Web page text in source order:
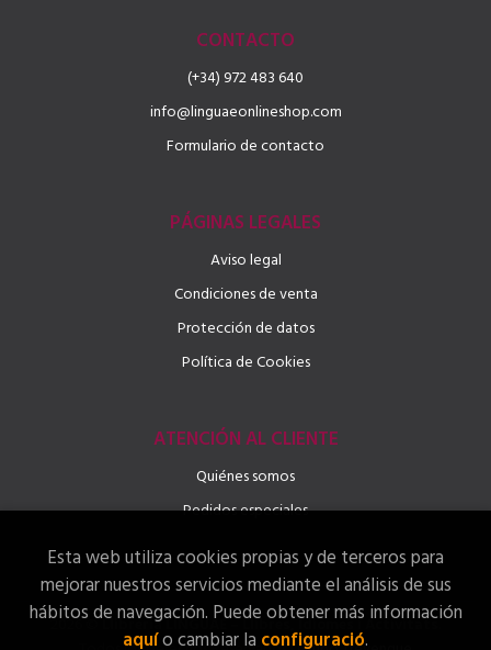
CONTACTO
(+34) 972 483 640
info@linguaeonlineshop.com
Formulario de contacto
PÁGINAS LEGALES
Aviso legal
Condiciones de venta
Protección de datos
Política de Cookies
ATENCIÓN AL CLIENTE
Quiénes somos
Pedidos especiales
2026 ©Llibreria LINGUAE – Llibres, Idiomes i Activitats.
Esta web utiliza cookies propias y de terceros para
mejorar nuestros servicios mediante el análisis de sus
hábitos de navegación. Puede obtener más información
aquío cambiar la configuració.